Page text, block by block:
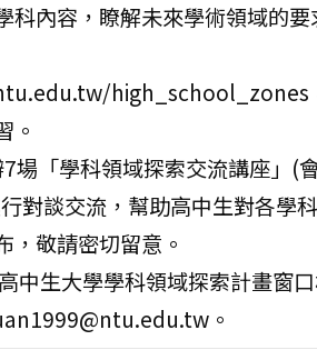
內容，瞭解未來學術領域的
high_school_zones
。
場「學科領域探索交流講座」(
對談交流，幫助高中生對各學
，敬請密切留意。
中生大學學科領域探索計畫窗
。